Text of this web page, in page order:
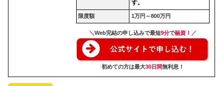
す。
限度額 1万円～800万円
＼Web完結の申し込みで最短9分で融資！／
初めての方は最大30日間無利息！